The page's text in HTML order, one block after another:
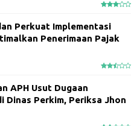
Perkuat Implementasi
Penerimaan Pajak
APH Usut Dugaan
Dinas Perkim, Periksa Jhon